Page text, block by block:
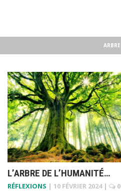
ARBRE
L’ARBRE DE L’HUMANITÉ…
RÉFLEXIONS | 10 FÉVRIER 2024 |
0